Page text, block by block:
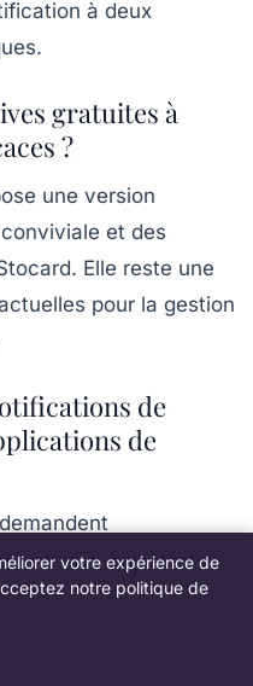
à deux
gratuites à
?
une version
et des
Elle reste une
pour la gestion
de
de
géolocalisation et
autorisations
alertes dès que vous
par exemple
votre expérience de
notre politique de